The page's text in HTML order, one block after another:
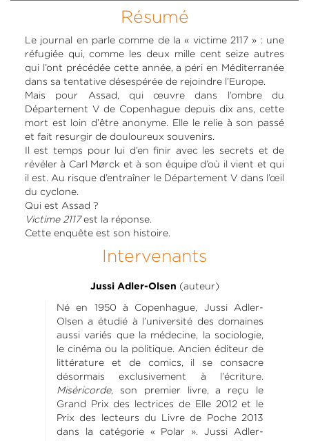
Résumé
Le journal en parle comme de la « victime 2117 » : une
réfugiée qui, comme les deux mille cent seize autres
qui l’ont précédée cette année, a péri en Méditerranée
dans sa tentative désespérée de rejoindre l’Europe.
Mais pour Assad, qui œuvre dans l’ombre du
Département V de Copenhague depuis dix ans, cette
mort est loin d’être anonyme. Elle le relie à son passé
et fait resurgir de douloureux souvenirs.
Il est temps pour lui d’en finir avec les secrets et de
révéler à Carl Mørck et à son équipe d’où il vient et qui
il est. Au risque d’entraîner le Département V dans l’œil
du cyclone.
Qui est Assad ?
Victime 2117est la réponse.
Cette enquête est son histoire.
Intervenants
Jussi Adler-Olsen (auteur)
Né en 1950 à Copenhague, Jussi Adler-
Olsen a étudié à l’université des domaines
aussi variés que la médecine, la sociologie,
le cinéma ou la politique. Ancien éditeur de
littérature et de comics, il se consacre
désormais exclusivement à l’écriture.
Miséricorde, son premier livre, a reçu le
Grand Prix des lectrices de Elle 2012 et le
Prix des lecteurs du Livre de Poche 2013
dans la catégorie « Polar ». Jussi Adler-